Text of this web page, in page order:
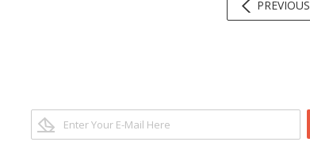
PREVIOUS